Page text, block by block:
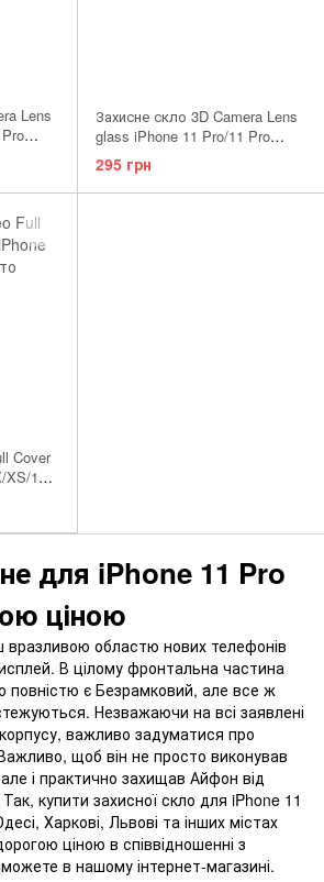
Lens
Захисне скло 3D Camera Lens
glass iPhone 11 Pro/11 Pro
Max/12 Pro Pacific Blue
295 грн
Cover
XS/11
для iPhone 11 Pro
ціною
вразливою областю нових телефонів
В цілому фронтальна частина
повністю є Безрамковий, але все ж
Незважаючи на всі заявлені
важливо задуматися про
щоб він не просто виконував
і практично захищав Айфон від
купити захисної скло для iPhone 11
Харкові, Львові та інших містах
ціною в співвідношенні з
в нашому інтернет-магазині.